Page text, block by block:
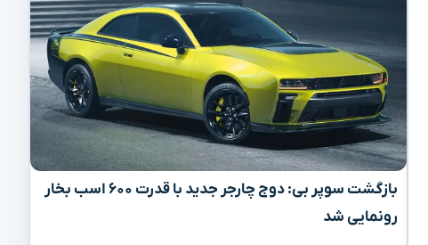
بازگشت سوپر بی: دوج چارجر جدید با قدرت ۶۰۰ اسب بخار
رونمایی شد